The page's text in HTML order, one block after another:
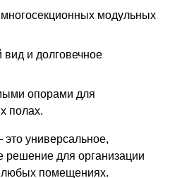
модульных
и долговечное
опорами для
полах.
универсальное,
решение для организации
любых помещениях.